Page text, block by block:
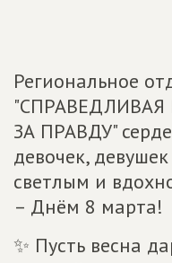
Региональное
"СПРАВЕДЛИВАЯ
ЗА ПРАВДУ"
девочек,
светлым и
– Днём 8 марта!
✨ Пусть весна